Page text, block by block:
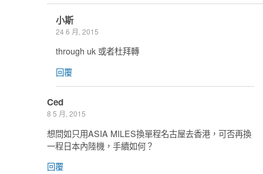
小斯
24 6 月, 2015
through uk 或者杜拜轉
回覆
Ced
8 5 月, 2015
想問如只用ASIA MILES換單程名古屋去香港，可否再換
一程日本內陸機，手續如何？
回覆